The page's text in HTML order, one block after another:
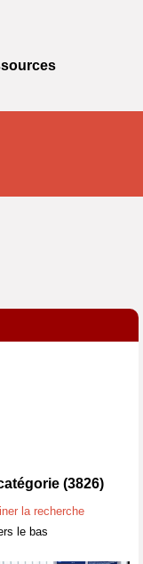
(3826)
la recherche
le bas